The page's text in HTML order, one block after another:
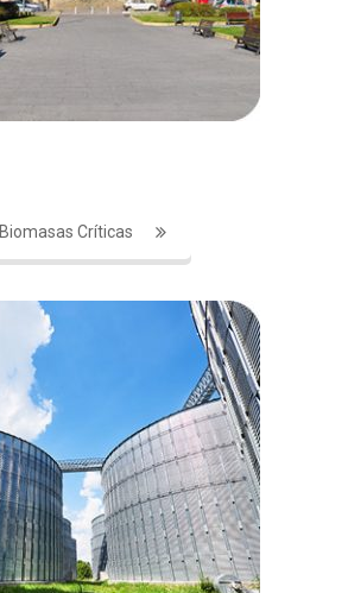
Biomasas Críticas